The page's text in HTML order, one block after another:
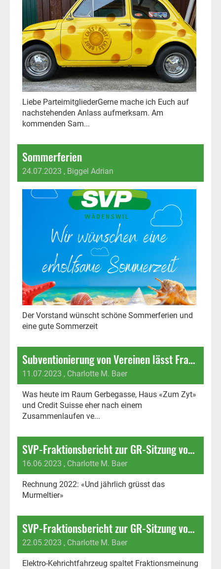
Liebe ParteimitgliederGerne mache ich Euch auf
nachstehenden Anlass aufmerksam. Am
kommenden Sam...
Sommerferien
24.07.2023 , Biggel Adrian
Der Vorstand wünscht schöne Sommerferien und
eine gute Sommerzeit
Subventionierung von Vereinen lässt Fragen offen
11.07.2023 , Charlotte M. Baer
Was heute im Raum Gerbegasse, Haus «Zum Zyt»
und Credit Suisse eher nach einem
Zusammenlaufen ve...
SVP-Fraktionsbericht zur GR-Sitzung vom 19. Juni 2023
16.06.2023 , Charlotte M. Baer
Rechnung 2022: «Und jährlich grüsst das
Murmeltier»
SVP-Fraktionsbericht zur GR-Sitzung vom 22.5.23
22.05.2023 , Charlotte M. Baer
Elektro-Kehrichtfahrzeug spaltet Fraktionsmeinung